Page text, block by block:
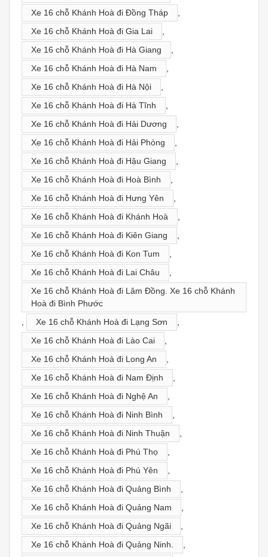
Xe 16 chỗ Khánh Hoà đi Đồng Tháp
,
Xe 16 chỗ Khánh Hoà đi Gia Lai
,
Xe 16 chỗ Khánh Hoà đi Hà Giang
,
Xe 16 chỗ Khánh Hoà đi Hà Nam
,
Xe 16 chỗ Khánh Hoà đi Hà Nội
,
Xe 16 chỗ Khánh Hoà đi Hà Tĩnh
,
Xe 16 chỗ Khánh Hoà đi Hải Dương
,
Xe 16 chỗ Khánh Hoà đi Hải Phòng
,
Xe 16 chỗ Khánh Hoà đi Hậu Giang
,
Xe 16 chỗ Khánh Hoà đi Hoà Bình
,
Xe 16 chỗ Khánh Hoà đi Hưng Yên
,
Xe 16 chỗ Khánh Hoà đi Khánh Hoà
,
Xe 16 chỗ Khánh Hoà đi Kiên Giang
,
Xe 16 chỗ Khánh Hoà đi Kon Tum
,
Xe 16 chỗ Khánh Hoà đi Lai Châu
,
Xe 16 chỗ Khánh Hoà đi Lâm Đồng. Xe 16 chỗ Khánh
Hoà đi Bình Phước
,
Xe 16 chỗ Khánh Hoà đi Lạng Sơn
,
Xe 16 chỗ Khánh Hoà đi Lào Cai
,
Xe 16 chỗ Khánh Hoà đi Long An
,
Xe 16 chỗ Khánh Hoà đi Nam Định
,
Xe 16 chỗ Khánh Hoà đi Nghệ An
,
Xe 16 chỗ Khánh Hoà đi Ninh Bình
,
Xe 16 chỗ Khánh Hoà đi Ninh Thuận
,
Xe 16 chỗ Khánh Hoà đi Phú Thọ
,
Xe 16 chỗ Khánh Hoà đi Phú Yên
,
Xe 16 chỗ Khánh Hoà đi Quảng Bình
,
Xe 16 chỗ Khánh Hoà đi Quảng Nam
,
Xe 16 chỗ Khánh Hoà đi Quảng Ngãi
,
Xe 16 chỗ Khánh Hoà đi Quảng Ninh.
,